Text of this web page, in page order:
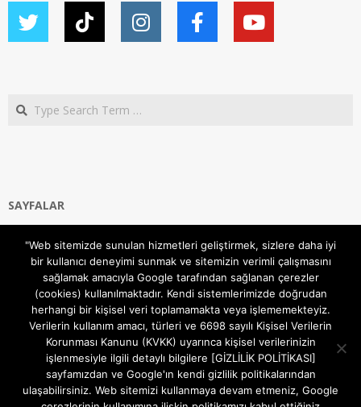
Search
SAYFALAR
Gizlilik ve Çerezler (Cookies) Politikası
Hakkımızda
İletişim Kanalları
MODEM KURULUM
TEKNİK DESTEK
TELEVİZYON SİSTEMLERİ
"Web sitemizde sunulan hizmetleri geliştirmek, sizlere daha iyi
bir kullanıcı deneyimi sunmak ve sitemizin verimli çalışmasını
sağlamak amacıyla Google tarafından sağlanan çerezler
(cookies) kullanılmaktadır. Kendi sistemlerimizde doğrudan
herhangi bir kişisel veri toplamamakta veya işlememekteyiz.
Verilerin kullanım amacı, türleri ve 6698 sayılı Kişisel Verilerin
Korunması Kanunu (KVKK) uyarınca kişisel verilerinizin
işlenmesiyle ilgili detaylı bilgilere [GİZLİLİK POLİTİKASI]
sayfamızdan ve Google'ın kendi gizlilik politikalarından
ulaşabilirsiniz. Web sitemizi kullanmaya devam etmeniz, Google